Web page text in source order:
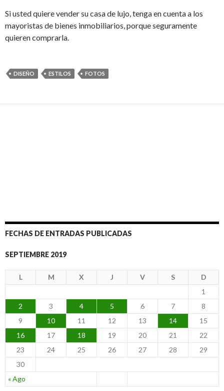
Si usted quiere vender su casa de lujo, tenga en cuenta a los
mayoristas de bienes inmobiliarios, porque seguramente
quieren comprarla.
DISEÑO ESTILOS FOTOS
FECHAS DE ENTRADAS PUBLICADAS
SEPTIEMBRE 2019
L M X J V S D
« Ago
1
2
3 4 5 6 7
8
9
10 11 12 13 14
15
16
17 18 19 20 21
22
23
24 25 26 27 28
29
30